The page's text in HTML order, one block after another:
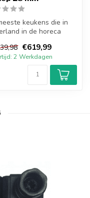
keukens die in
in de horeca
aa...€619,99
2 Werkdagen